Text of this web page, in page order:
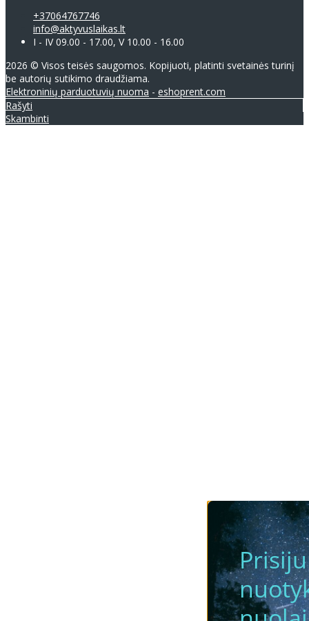
+37064767746
info@aktyvuslaikas.lt
I - IV 09.00 - 17.00, V 10.00 - 16.00
2026 © Visos teisės saugomos. Kopijuoti, platinti svetainės turinį
be autorių sutikimo draudžiama.
Elektroninių parduotuvių nuoma - eshoprent.com
Rašyti
Skambinti